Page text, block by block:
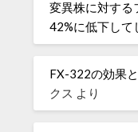
変異株に対する
42%に低下して
FX-322の効果
クス より